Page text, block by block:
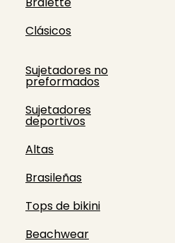
Clásicos
Sujetadores no
preformados
Sujetadores
deportivos
Altas
Brasileñas
Tops de bikini
Beachwear